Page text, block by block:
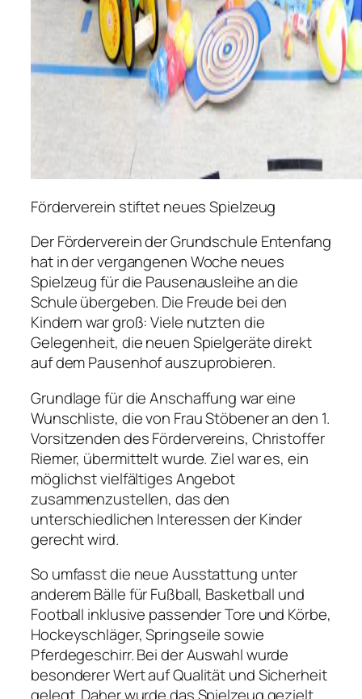
Förderverein stiftet neues Spielzeug
Der Förderverein der Grundschule Entenfang
hat in der vergangenen Woche neues
Spielzeug für die Pausenausleihe an die
Schule übergeben. Die Freude bei den
Kindern war groß: Viele nutzten die
Gelegenheit, die neuen Spielgeräte direkt
auf dem Pausenhof auszuprobieren.
Grundlage für die Anschaffung war eine
Wunschliste, die von Frau Stöbener an den 1.
Vorsitzenden des Fördervereins, Christoffer
Riemer, übermittelt wurde. Ziel war es, ein
möglichst vielfältiges Angebot
zusammenzustellen, das den
unterschiedlichen Interessen der Kinder
gerecht wird.
So umfasst die neue Ausstattung unter
anderem Bälle für Fußball, Basketball und
Football inklusive passender Tore und Körbe,
Hockeyschläger, Springseile sowie
Pferdegeschirr. Bei der Auswahl wurde
besonderer Wert auf Qualität und Sicherheit